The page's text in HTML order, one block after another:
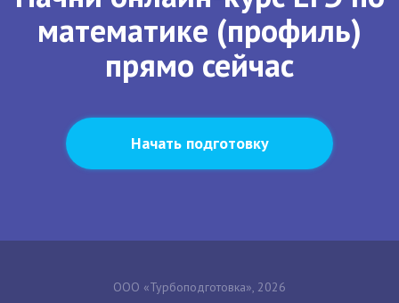
математике (профиль)
прямо сейчас
Начать подготовку
ООО «Турбоподготовка», 2026